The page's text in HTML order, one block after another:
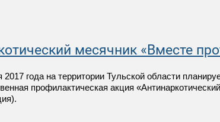
месячник «Вместе
года на территории Тульской области
профилактическая акция